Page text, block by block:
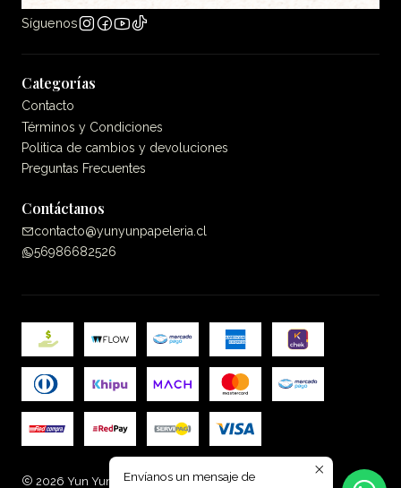
Síguenos
Categorías
Contacto
Términos y Condiciones
Politica de cambios y devoluciones
Preguntas Frecuentes
Contáctanos
contacto@yunyunpapeleria.cl
56986682526
2026 Yun Yun Papelería.Envíanos un mensaje de